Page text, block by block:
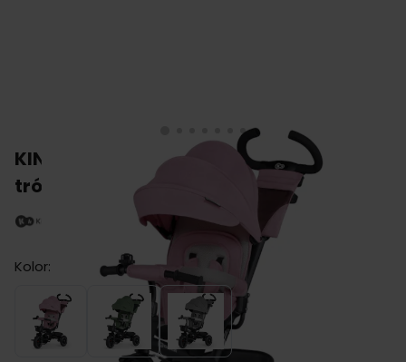
KINDERKRAF SPINSTEP rowerek
trójkołowy
Kolor:
Mauvelous PinkPastel GreenPlatinum Grey